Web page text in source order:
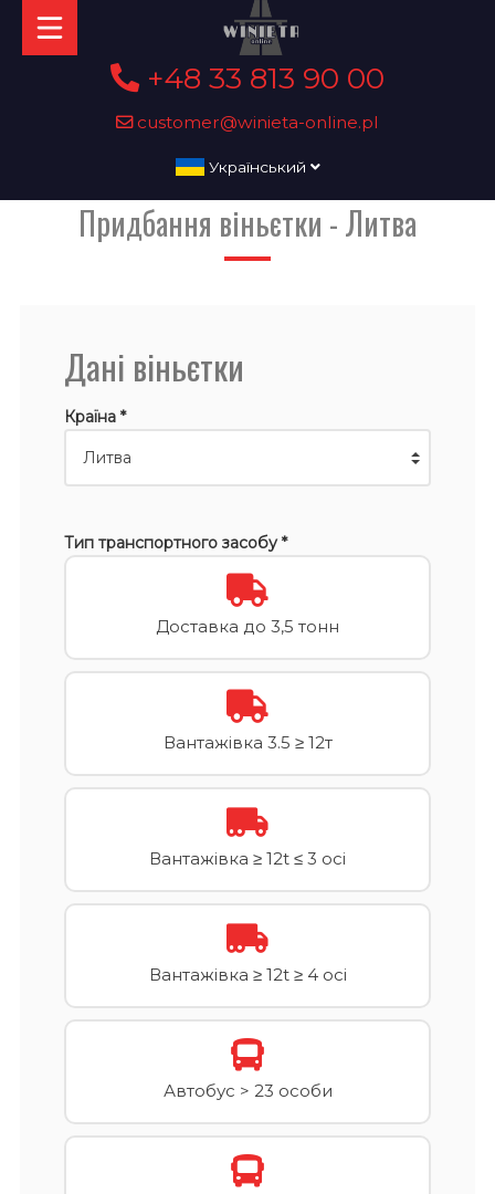
+48 33 813 90 00
customer@winieta-online.pl
Український
Придбання віньєтки - Литва
Дані віньєтки
Країна *
Тип транспортного засобу *
Доставка до 3,5 тонн
Вантажівка 3.5 ≥ 12т
Вантажівка ≥ 12t ≤ 3 осі
Вантажівка ≥ 12t ≥ 4 осі
Автобус > 23 особи